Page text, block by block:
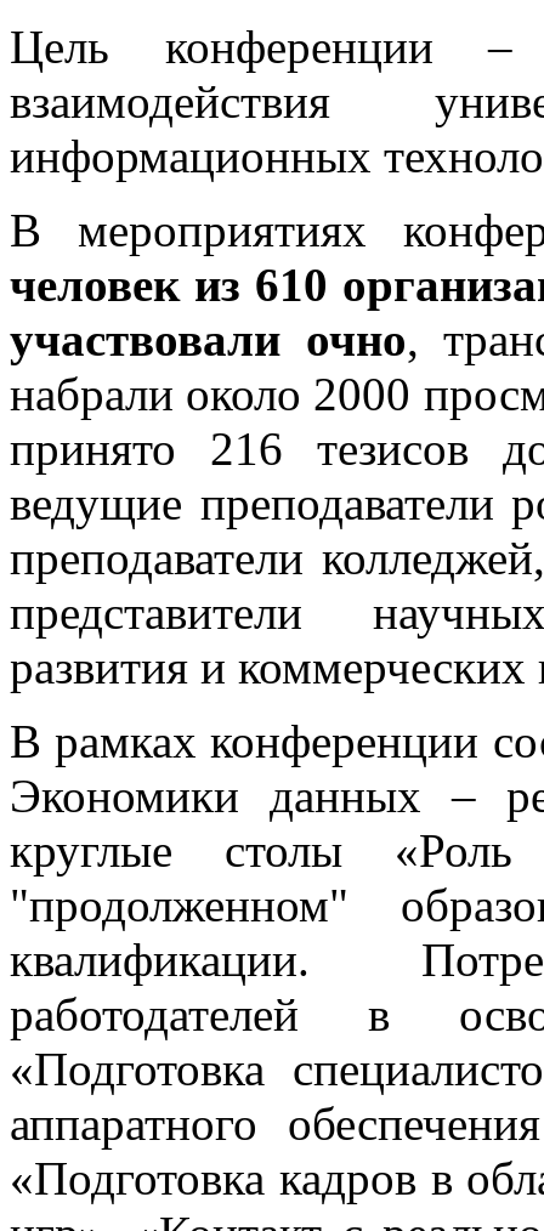
Цель конференции
взаимодействия
информационных
В мероприятиях
человек из 610
участвовали очно,
набрали около 2000
принято 216 тезисов
ведущие преподаватели
преподаватели
представители
развития и
В рамках конференции
Экономики данных –
круглые столы
"продолженном"
квалификации.
работодателей в
«Подготовка
аппаратного
«Подготовка кадров в